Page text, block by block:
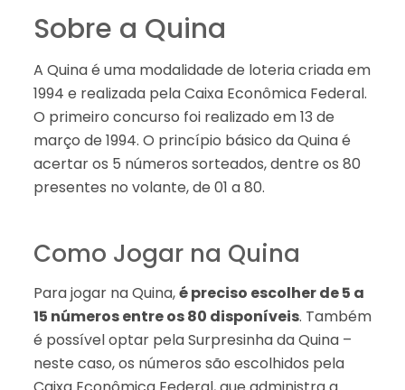
Sobre a Quina
A Quina é uma modalidade de loteria criada em
1994 e realizada pela Caixa Econômica Federal.
O primeiro concurso foi realizado em 13 de
março de 1994. O princípio básico da Quina é
acertar os 5 números sorteados, dentre os 80
presentes no volante, de 01 a 80.
Como Jogar na Quina
Para jogar na Quina,é preciso escolher de 5 a
15 números entre os 80 disponíveis. Também
é possível optar pela Surpresinha da Quina –
neste caso, os números são escolhidos pela